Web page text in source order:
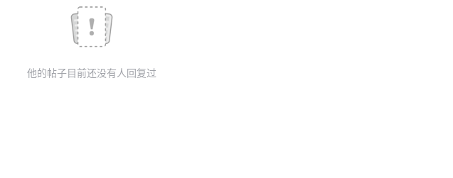
他的帖子目前还没有人回复过